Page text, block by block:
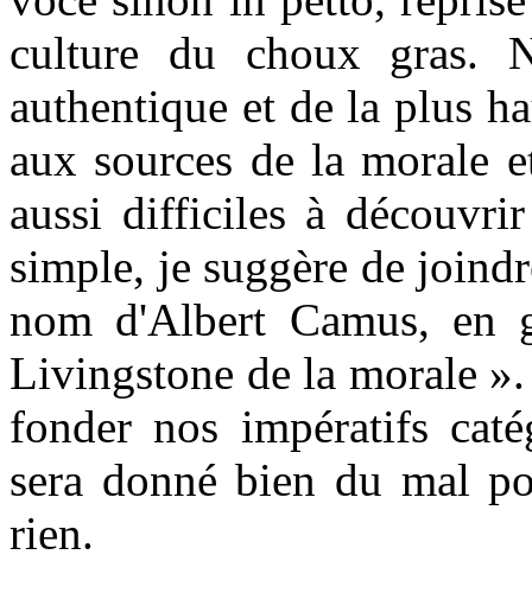
culture du choux gras.
authentique et de la plus
aux sources de la morale
aussi difficiles à
simple, je suggère de
nom d'Albert Camus, en
Livingstone de la morale »
fonder nos impératifs
sera donné bien du mal
rien.